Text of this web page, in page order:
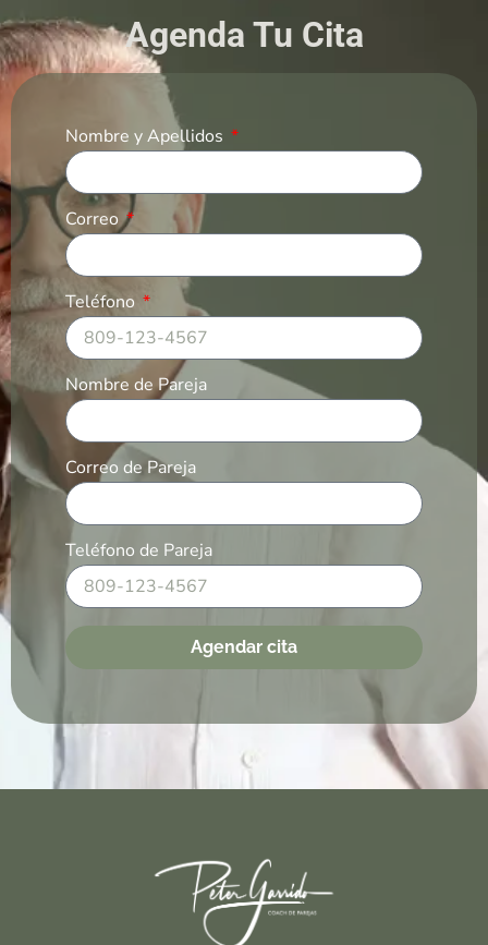
Agenda Tu Cita
Nombre y Apellidos
Correo
Teléfono
Nombre de Pareja
Correo de Pareja
Teléfono de Pareja
Agendar cita